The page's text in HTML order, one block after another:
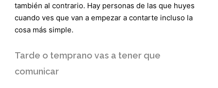
también al contrario. Hay personas de las que huyes
cuando ves que van a empezar a contarte incluso la
cosa más simple.
Tarde o temprano vas a tener que
comunicar